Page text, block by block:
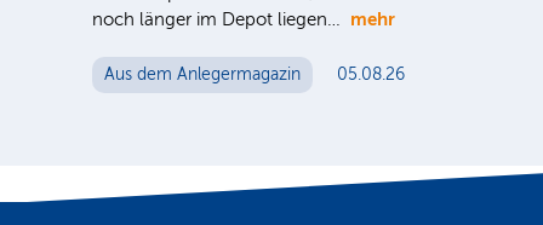
noch länger im Depot liegen… mehr
Aus dem Anlegermagazin 05.08.26